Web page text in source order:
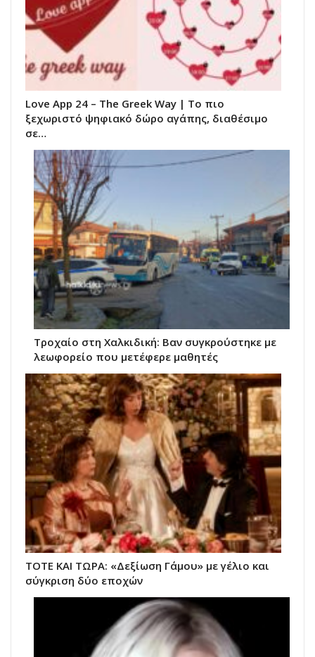
Love App 24 – The Greek Way | Το πιο
ξεχωριστό ψηφιακό δώρο αγάπης, διαθέσιμο
σε…
Τροχαίο στη Χαλκιδική: Βαν συγκρούστηκε με
λεωφορείο που μετέφερε μαθητές
ΤΟΤΕ ΚΑΙ ΤΩΡΑ: «Δεξίωση Γάμου» με γέλιο και
σύγκριση δύο εποχών